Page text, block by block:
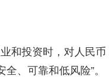
和投资时，对人民币
、可靠和低风险”。